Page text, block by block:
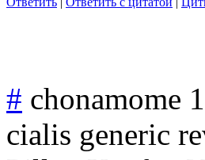
# chonamome
cialis generic